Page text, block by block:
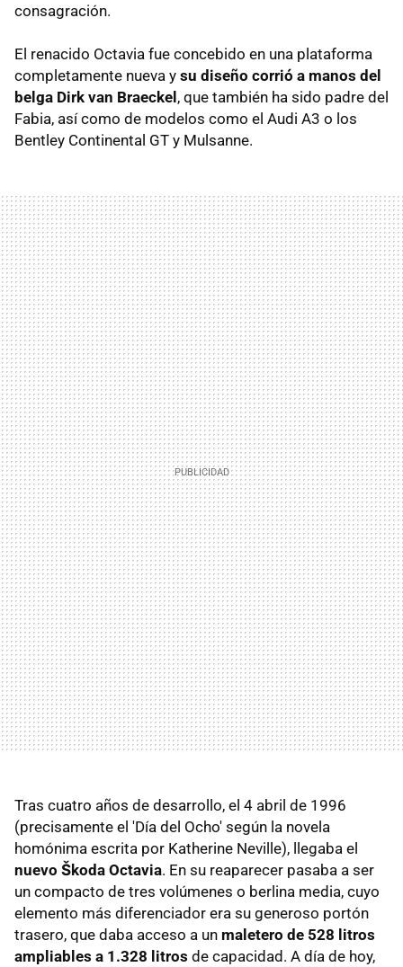
consagración.
El renacido Octavia fue concebido en una plataforma
completamente nueva y su diseño corrió a manos del
belga Dirk van Braeckel , que también ha sido padre del
Fabia, así como de modelos como el Audi A3 o los
Bentley Continental GT y Mulsanne.
Tras cuatro años de desarrollo, el 4 abril de 1996
(precisamente el 'Día del Ocho' según la novela
homónima escrita por Katherine Neville), llegaba el
nuevo Škoda Octavia. En su reaparecer pasaba a ser
un compacto de tres volúmenes o berlina media, cuyo
elemento más diferenciador era su generoso portón
trasero, que daba acceso a un maletero de 528 litros
ampliables a 1.328 litros de capacidad. A día de hoy,